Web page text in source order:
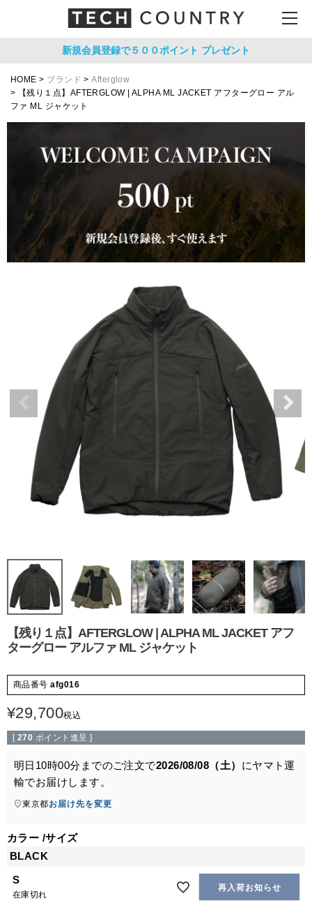
新規会員登録で５００ポイント プレゼント
HOME ブランド
Afterglow
【残り１点】AFTERGLOW | ALPHA ML JACKET アフターグロー アル
ファ ML ジャケット
【残り１点】AFTERGLOW | ALPHA ML JACKET アフ
ターグロー アルファ ML ジャケット
商品番号 afg016
¥29,700税込
[ 270 ポイント進呈 ]
明日 10時00分 までのご注文で2026/08/08（土） にヤマト運
輸でお届けします。
東京都お届け先を変更
カラー サイズ
BLACK
S
在庫切れ
再入荷お知らせ